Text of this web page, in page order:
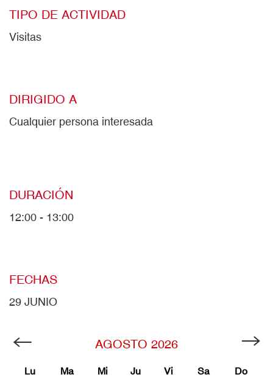
TIPO DE ACTIVIDAD
Visitas
DIRIGIDO A
Cualquier persona interesada
DURACIÓN
12:00 - 13:00
FECHAS
29 JUNIO
AGOSTO 2026
Lu Ma Mi Ju Vi Sa Do